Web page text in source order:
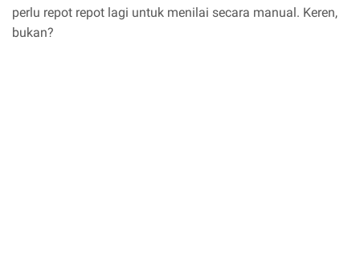
perlu repot repot lagi untuk menilai secara manual. Keren,
bukan?